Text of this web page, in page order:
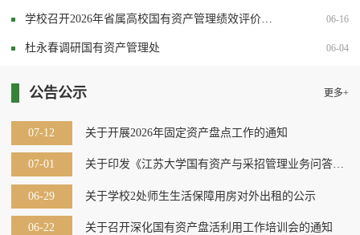
学校召开2026年省属高校国有资产管理绩效评价工
作会议
06-16
杜永春调研国有资产管理处 06-04
公告公示 更多+
07-12 关于开展2026年固定资产盘点工作的通知
07-01
关于印发《江苏大学国有资产与采招管理业务问答手
册》的通知
06-29 关于学校2处师生生活保障用房对外出租的公示
06-22 关于召开深化国有资产盘活利用工作培训会的通知